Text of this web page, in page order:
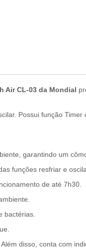
Air CL-03 da Mondial
Possui função
garantindo um
funções resfriar e
de até 7h30.
bactérias.
disso, conta com